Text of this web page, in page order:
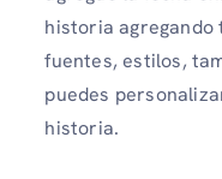
historia agregando
fuentes, estilos,
puedes
historia.